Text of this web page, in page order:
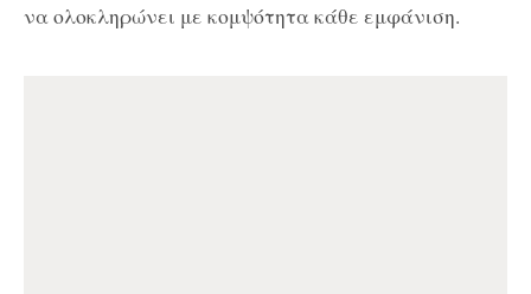
να ολοκληρώνει με κομψότητα κάθε εμφάνιση.